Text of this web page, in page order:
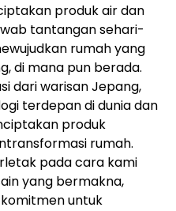
produk air dan
tantangan sehari-
rumah yang
di mana pun berada.
dari warisan Jepang,
terdepan di dunia dan
produk
rumah.
pada cara kami
yang bermakna,
untuk